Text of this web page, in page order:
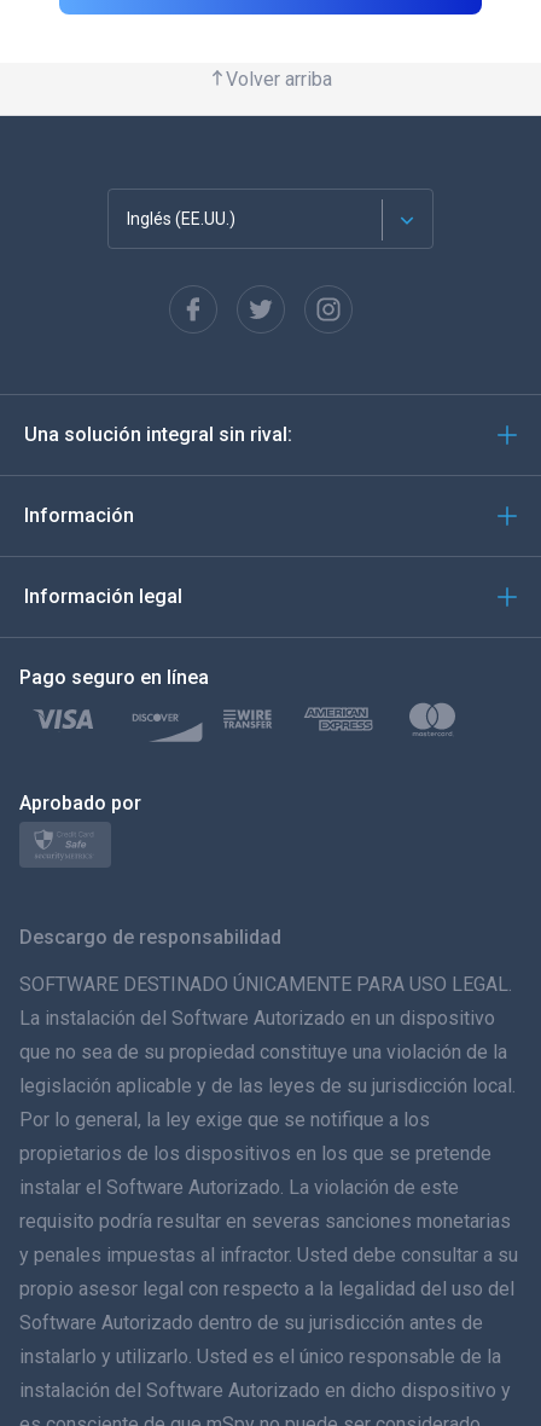
Volver arriba
Inglés (EE.UU.)
English
Deutsch
Italiano
Türkçe
Polski
日本
ภาษาไทย
Dansk
हिंदी
עברית
Română
Ελληνικά
Una solución integral sin rival:
Información
Información legal
Pago seguro en línea
Aprobado por
Descargo de responsabilidad
SOFTWARE DESTINADO ÚNICAMENTE PARA USO LEGAL.
La instalación del Software Autorizado en un dispositivo
que no sea de su propiedad constituye una violación de la
legislación aplicable y de las leyes de su jurisdicción local.
Por lo general, la ley exige que se notifique a los
propietarios de los dispositivos en los que se pretende
instalar el Software Autorizado. La violación de este
requisito podría resultar en severas sanciones monetarias
y penales impuestas al infractor. Usted debe consultar a su
propio asesor legal con respecto a la legalidad del uso del
Software Autorizado dentro de su jurisdicción antes de
instalarlo y utilizarlo. Usted es el único responsable de la
instalación del Software Autorizado en dicho dispositivo y